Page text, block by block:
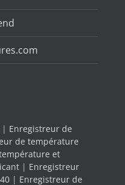
| Enregistreur de
de température
et
| Enregistreur
| Enregistreur de